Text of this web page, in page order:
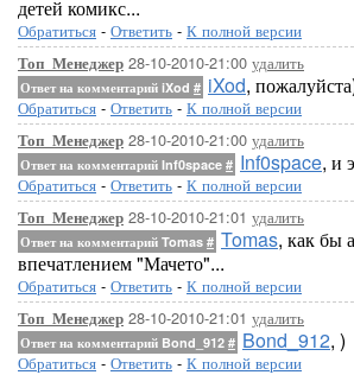
детей комикс...
Обратиться - Ответить - К полной версии
Топ_Менеджер 28-10-2010-21:00 удалить
Ответ на комментарий iXod # iXod,
Обратиться - Ответить - К полной версии
Топ_Менеджер 28-10-2010-21:00 удалить
Ответ на комментарий Inf0space # Inf0space, и
Обратиться - Ответить - К полной версии
Топ_Менеджер 28-10-2010-21:01 удалить
Ответ на комментарий Tomas # Tomas, как бы
впечатлением "Мачето"...
Обратиться - Ответить - К полной версии
Топ_Менеджер 28-10-2010-21:01 удалить
Ответ на комментарий Bond_912 # Bond_912, )
Обратиться - Ответить - К полной версии